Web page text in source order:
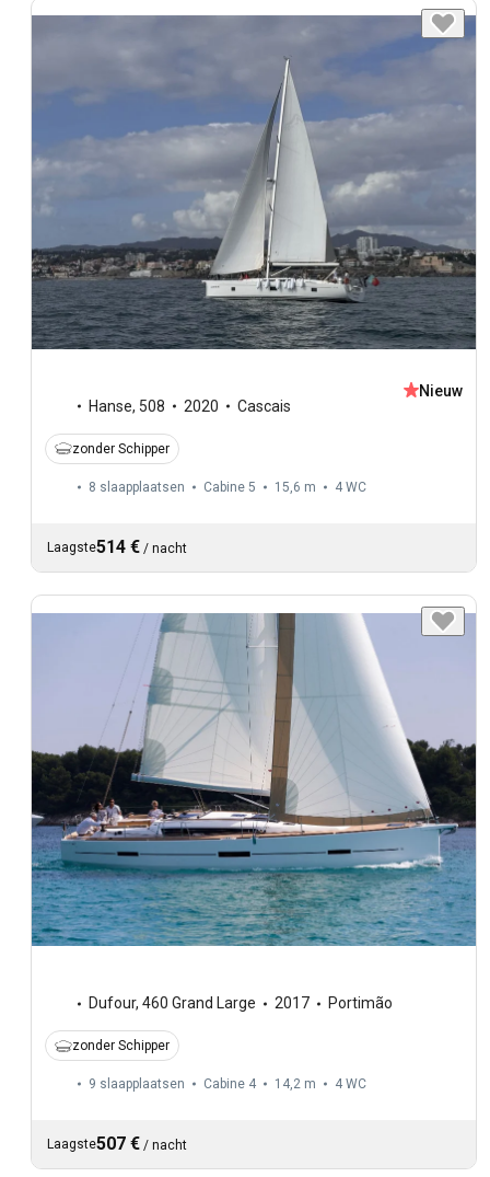
Hanse, 508 2020 Cascais
Nieuw
zonder Schipper
8 slaapplaatsen Cabine 5 15,6 m 4 WC
Laagste514 € / nacht
Dufour, 460 Grand Large 2017 Portimão
zonder Schipper
9 slaapplaatsen Cabine 4 14,2 m 4 WC
Laagste507 € / nacht